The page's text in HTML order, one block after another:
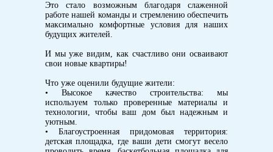
Это стало возможным благодаря слаженной
работе нашей команды и стремлению обеспечить
максимально комфортные условия для наших
будущих жителей.
И мы уже видим, как счастливо они осваивают
свои новые квартиры!
Что уже оценили будущие жители:
• Высокое качество строительства: мы
используем только проверенные материалы и
технологии, чтобы ваш дом был надежным и
уютным.
• Благоустроенная придомовая территория:
детская площадка, где ваши дети смогут весело